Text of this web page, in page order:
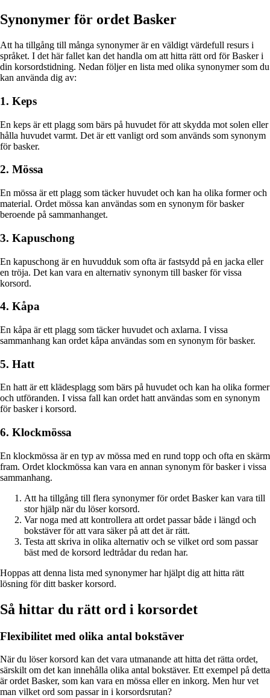
Synonymer för ordet Basker
Att ha tillgång till många synonymer är en väldigt värdefull resurs i
språket. I det här fallet kan det handla om att hitta rätt ord för Basker i
din korsordstidning. Nedan följer en lista med olika synonymer som du
kan använda dig av:
1. Keps
En keps är ett plagg som bärs på huvudet för att skydda mot solen eller
hålla huvudet varmt. Det är ett vanligt ord som används som synonym
för basker.
2. Mössa
En mössa är ett plagg som täcker huvudet och kan ha olika former och
material. Ordet mössa kan användas som en synonym för basker
beroende på sammanhanget.
3. Kapuschong
En kapuschong är en huvudduk som ofta är fastsydd på en jacka eller
en tröja. Det kan vara en alternativ synonym till basker för vissa
korsord.
4. Kåpa
En kåpa är ett plagg som täcker huvudet och axlarna. I vissa
sammanhang kan ordet kåpa användas som en synonym för basker.
5. Hatt
En hatt är ett klädesplagg som bärs på huvudet och kan ha olika former
och utföranden. I vissa fall kan ordet hatt användas som en synonym
för basker i korsord.
6. Klockmössa
En klockmössa är en typ av mössa med en rund topp och ofta en skärm
fram. Ordet klockmössa kan vara en annan synonym för basker i vissa
sammanhang.
Att ha tillgång till flera synonymer för ordet Basker kan vara till
stor hjälp när du löser korsord.
Var noga med att kontrollera att ordet passar både i längd och
bokstäver för att vara säker på att det är rätt.
Testa att skriva in olika alternativ och se vilket ord som passar
bäst med de korsord ledtrådar du redan har.
Hoppas att denna lista med synonymer har hjälpt dig att hitta rätt
lösning för ditt basker korsord.
Så hittar du rätt ord i korsordet
Flexibilitet med olika antal bokstäver
När du löser korsord kan det vara utmanande att hitta det rätta ordet,
särskilt om det kan innehålla olika antal bokstäver. Ett exempel på detta
är ordet Basker, som kan vara en mössa eller en inkorg. Men hur vet
man vilket ord som passar in i korsordsrutan?